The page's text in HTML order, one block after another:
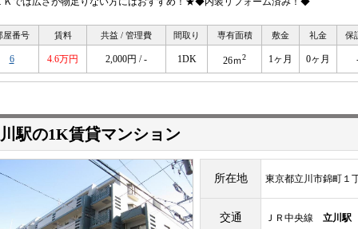
屋番号 賃料 共益 / 管理費 間取り 専有面積 敷金 礼金 保
6 4.6万円 2,000円 / - 1DK 26ｍ2 1ヶ月 0ヶ月
駅の1K賃貸マンション
所在地 東京都立川市錦町１
交通 ＪＲ中央線 立川駅